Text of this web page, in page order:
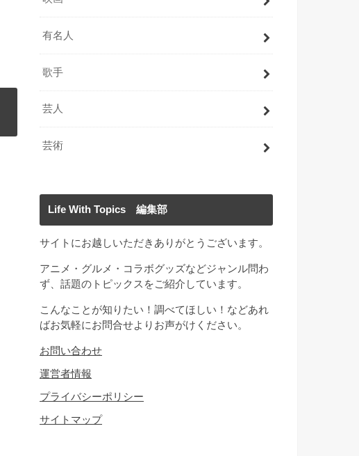
有名人
歌手
芸人
芸術
Life With Topics 編集部
サイトにお越しいただきありがとうございます。
アニメ・グルメ・コラボグッズなどジャンル問わ
ず、話題のトピックスをご紹介しています。
こんなことが知りたい！調べてほしい！などあれ
ばお気軽にお問合せよりお声がけください。
お問い合わせ
運営者情報
プライバシーポリシー
サイトマップ